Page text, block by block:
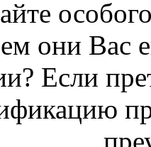
они Вас
Если